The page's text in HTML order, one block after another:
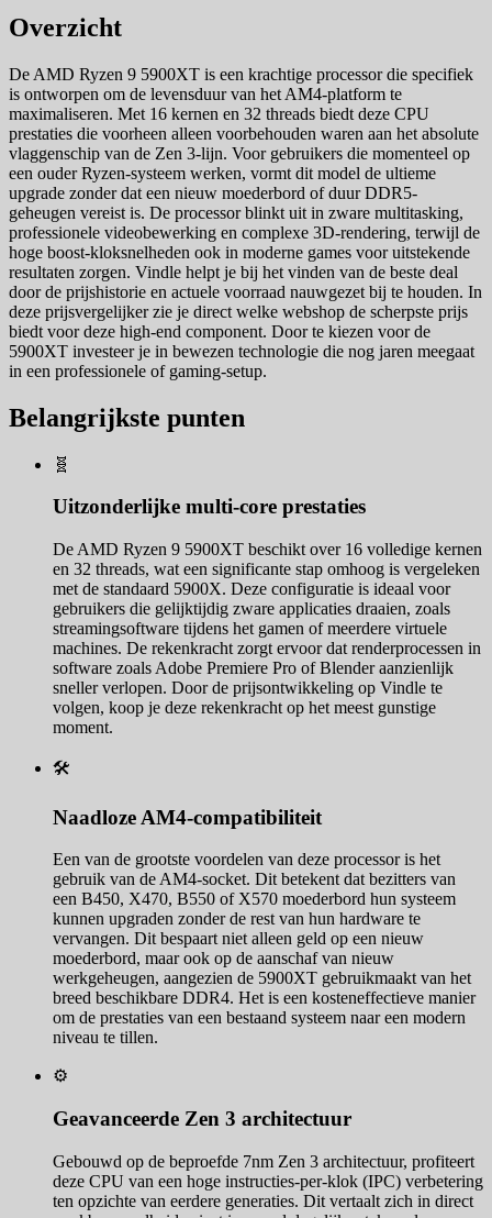
Overzicht
De AMD Ryzen 9 5900XT is een krachtige processor die specifiek
is ontworpen om de levensduur van het AM4-platform te
maximaliseren. Met 16 kernen en 32 threads biedt deze CPU
prestaties die voorheen alleen voorbehouden waren aan het absolute
vlaggenschip van de Zen 3-lijn. Voor gebruikers die momenteel op
een ouder Ryzen-systeem werken, vormt dit model de ultieme
upgrade zonder dat een nieuw moederbord of duur DDR5-
geheugen vereist is. De processor blinkt uit in zware multitasking,
professionele videobewerking en complexe 3D-rendering, terwijl de
hoge boost-kloksnelheden ook in moderne games voor uitstekende
resultaten zorgen. Vindle helpt je bij het vinden van de beste deal
door de prijshistorie en actuele voorraad nauwgezet bij te houden. In
deze prijsvergelijker zie je direct welke webshop de scherpste prijs
biedt voor deze high-end component. Door te kiezen voor de
5900XT investeer je in bewezen technologie die nog jaren meegaat
in een professionele of gaming-setup.
Belangrijkste punten
🧬
Uitzonderlijke multi-core prestaties
De AMD Ryzen 9 5900XT beschikt over 16 volledige kernen
en 32 threads, wat een significante stap omhoog is vergeleken
met de standaard 5900X. Deze configuratie is ideaal voor
gebruikers die gelijktijdig zware applicaties draaien, zoals
streamingsoftware tijdens het gamen of meerdere virtuele
machines. De rekenkracht zorgt ervoor dat renderprocessen in
software zoals Adobe Premiere Pro of Blender aanzienlijk
sneller verlopen. Door de prijsontwikkeling op Vindle te
volgen, koop je deze rekenkracht op het meest gunstige
moment.
🛠️
Naadloze AM4-compatibiliteit
Een van de grootste voordelen van deze processor is het
gebruik van de AM4-socket. Dit betekent dat bezitters van
een B450, X470, B550 of X570 moederbord hun systeem
kunnen upgraden zonder de rest van hun hardware te
vervangen. Dit bespaart niet alleen geld op een nieuw
moederbord, maar ook op de aanschaf van nieuw
werkgeheugen, aangezien de 5900XT gebruikmaakt van het
breed beschikbare DDR4. Het is een kosteneffectieve manier
om de prestaties van een bestaand systeem naar een modern
niveau te tillen.
⚙️
Geavanceerde Zen 3 architectuur
Gebouwd op de beproefde 7nm Zen 3 architectuur, profiteert
deze CPU van een hoge instructies-per-klok (IPC) verbetering
ten opzichte van eerdere generaties. Dit vertaalt zich in direct